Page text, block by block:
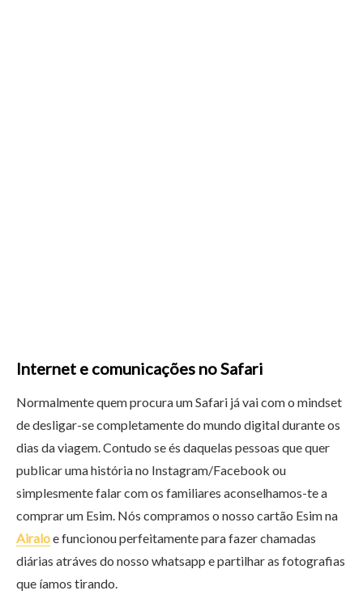
Internet e comunicações no Safari
Normalmente quem procura um Safari já vai com o mindset
de desligar-se completamente do mundo digital durante os
dias da viagem. Contudo se és daquelas pessoas que quer
publicar uma história no Instagram/Facebook ou
simplesmente falar com os familiares aconselhamos-te a
comprar um Esim. Nós compramos o nosso cartão Esim na
Airaloe funcionou perfeitamente para fazer chamadas
diárias atráves do nosso whatsapp e partilhar as fotografias
que íamos tirando.